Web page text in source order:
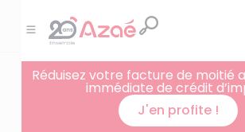
Réduisez votre facture de moitié
immédiate de crédit
J'en profite !